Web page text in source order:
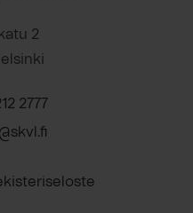
2
2777